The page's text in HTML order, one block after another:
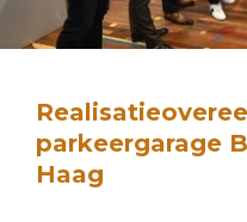
parkeergarage
Haag